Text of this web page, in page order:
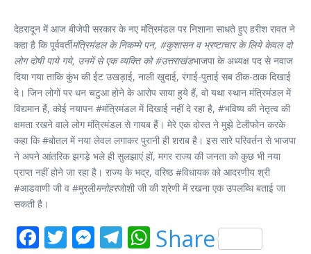
देहरादून में आज बीजेपी सरकार के नए मंत्रिमंडल पर निशाना साधते हुए हरीश रावत ने
कहा है कि पूर्ववर्तीमंत्रिमंडल के निकम्मे पन, #कुशासन व भ्रष्टाचार के लिये केवल दो
लोग दोषी पाये गये, उनमें से एक व्यक्ति को #उत्तराखंडभाजपा के अध्यक्ष पद से नवाज
दिया गया ताकि कुंभ की ईट उखड़ाई, नाली खुदाई, रंगाई-पुताई सब ठीक-ठाक दिखाई
दे। जिन लोगों पर धन चटुआ होने के आरोप साया हुये हैं, वो यथा स्थान मंत्रिमंडल में
विद्यमान हैं, कोई नयापन #मंत्रिमंडल में दिखाई नहीं दे रहा है, #भविष्य की नेतृत्व की
क्षमता रखने वाले लोग मंत्रिमंडल से गायब हैं। मेरे एक दोस्त ने मुझे टेलीफोन करके
कहा कि #बोतल में नया लेवल लगाकर पुरानी ही शराब है। इस सारे परिवर्तन से भाजपा
ने अपने आंतरिक झगड़े भले ही सुलझाएं हों, मगर राज्य की जनता को कुछ भी नया
प्राप्त नहीं होने जा रहा है। राज्य के भद्र, वरिष्ठ #विधायक को आदरणीय श्री
#आडवाणी जी व #मुरलीमनोहरजोशी जी की श्रेणी में रखना एक उपलब्धि बताई जा
सकती है।
Facebook
Twitter
Messenger
Telegram
WhatsApp
Share